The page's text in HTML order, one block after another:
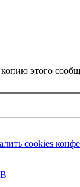
этого
cookies